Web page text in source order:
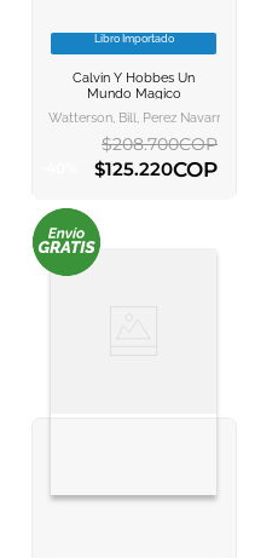
VER INFORMACION
AGREGAR AL
Libro Importado
Calvin Y Hobbes Un
Mundo Magico
Watterson, Bill, Perez Navarro,
$208.700COP
$125.220COP
AGREGAR AL CARRITO